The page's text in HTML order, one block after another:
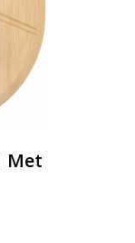
Met